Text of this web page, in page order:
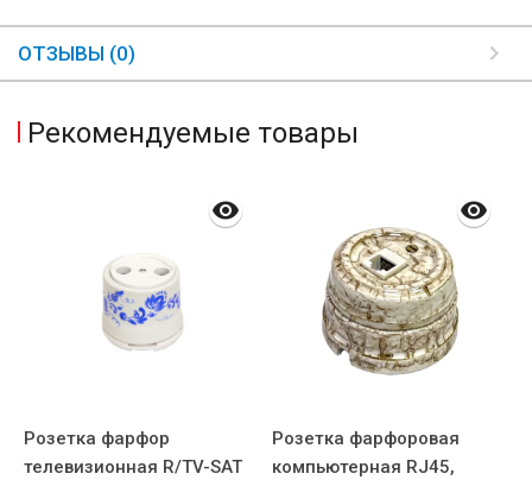
ОТЗЫВЫ (0)
Рекомендуемые товары
Розетка фарфор
телевизионная R/TV-SAT
Розетка фарфоровая
компьютерная RJ45,